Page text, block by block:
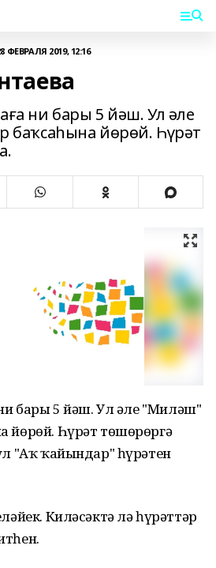
ФЕВРАЛЯ 2019, 12:16
ни бары 5 йәш. Ул әле
баҡсаһына йөрөй. Һүрәт
ни бары 5 йәш. Ул әле "Миләш"
йөрөй. Һүрәт төшөрөргә
"Аҡ ҡайындар" һүрәтен
Киләсәктә лә һүрәттәр